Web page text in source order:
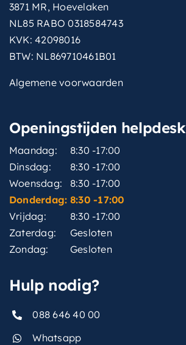
3871 MR, Hoevelaken
NL85 RABO 0318584743
KVK: 42098016
BTW: NL869710461B01
Algemene voorwaarden
Openingstijden helpdesk
Maandag:
8:30 -17:00
Dinsdag:
8:30 -17:00
Woensdag:
8:30 -17:00
Donderdag: 8:30 -17:00
Vrijdag:
8:30 -17:00
Zaterdag:
Gesloten
Zondag:
Gesloten
Hulp nodig?
088 646 40 00
Whatsapp